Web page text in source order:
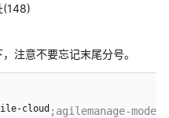
(148)
注意不要忘记末尾分号。
cloud ;agilemanage-